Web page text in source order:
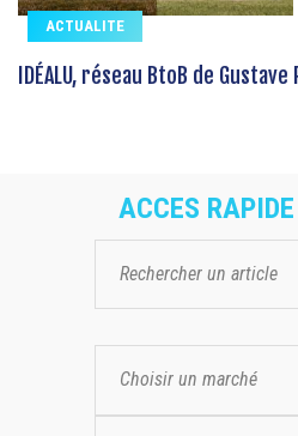
ACTUALITE
IDÉALU, réseau BtoB de
ACCES RAPIDE
Choisir un marché